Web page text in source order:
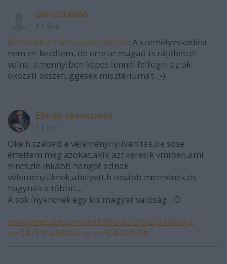
parazita666
@Aranyba mártogatott étnyúl: A személyeskedést
nem én kezdtem, de erre te magad is rájöhettél
volna, amennyiben képes lennél felfogni az ok-
okozati összefüggések misztériumát. ;-)
Elmés téveszmés
Oké,h szabad a véleménynyilvánítás,de sose
értettem meg azokat,akik azt keresik vmiben,ami
nincs,de inkább hangot adnak
véleményüknek,ahelyett,h tovább mennének,és
hagynák a többit...
A sok ínyencnek egy kis magyar valóság...:D
www.youtube.com/watch?v=ICn3hr2j0-U&x-yt-
ts=1421914688&x-yt-cl=84503534